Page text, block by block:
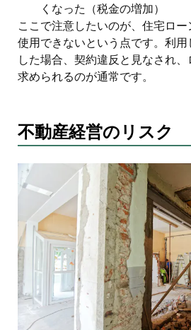
くなった（税金の増加）
ここで注意したいのが、住宅ロ
使用できないという点です。利
した場合、契約違反と見なされ
求められるのが通常です。
不動産経営のリスク